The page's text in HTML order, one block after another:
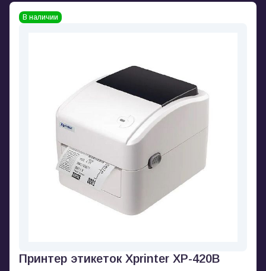
В наличии
Принтер этикеток Xprinter XP-420B